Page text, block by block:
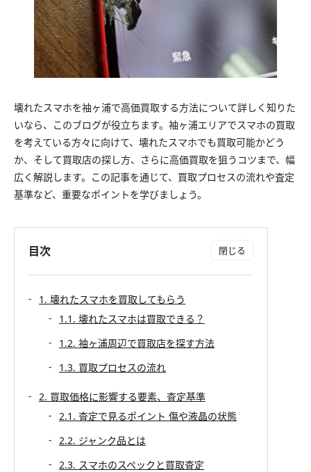
壊れたスマホを袖ヶ浦で高価買取する方法について詳しく知りた
いなら、このブログが役立ちます。袖ヶ浦エリアでスマホの買取
を考えている方々に向けて、壊れたスマホでも買取可能かどう
か、そして買取店の探し方、さらに高価買取を狙うコツまで、幅
広く解説します。この記事を通じて、買取プロセスの流れや査定
基準など、重要なポイントを学びましょう。
目次
1. 壊れたスマホを買取してもらう
1.1. 壊れたスマホは買取できる？
1.2. 袖ヶ浦周辺で買取店を探す方法
1.3. 買取プロセスの流れ
2. 買取価格に影響する要素、査定基準
2.1. 査定で見るポイント 傷や液晶の状態
2.2. ジャンク品とは
2.3. スマホのスペックと買取査定